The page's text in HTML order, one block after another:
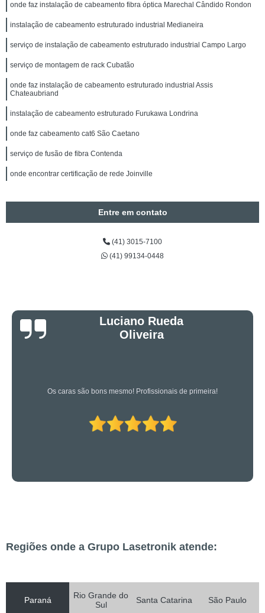
onde faz instalação de cabeamento fibra óptica Marechal Cândido Rondon
instalação de cabeamento estruturado industrial Medianeira
serviço de instalação de cabeamento estruturado industrial Campo Largo
serviço de montagem de rack Cubatão
onde faz instalação de cabeamento estruturado industrial Assis
Chateaubriand
instalação de cabeamento estruturado Furukawa Londrina
onde faz cabeamento cat6 São Caetano
serviço de fusão de fibra Contenda
onde encontrar certificação de rede Joinville
Entre em contato
(41) 3015-7100
(41) 99134-0448
Luciano Rueda
Oliveira
Os caras são bons mesmo! Profissionais de primeira!
Regiões onde a Grupo Lasetronik atende:
Paraná
Rio Grande do
Sul
Santa Catarina São Paulo